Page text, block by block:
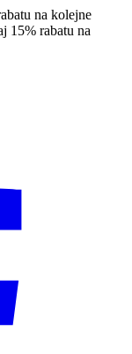
na kolejne
15% rabatu na